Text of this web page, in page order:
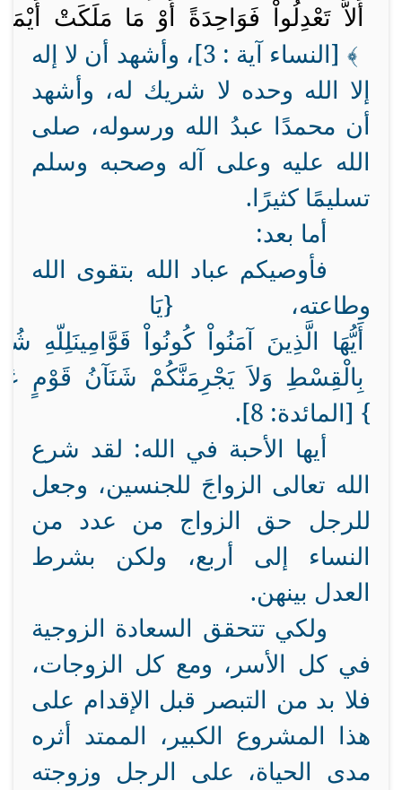
أَلاَّ تَعْدِلُواْ فَوَاحِدَةً أَوْ مَا مَلَكَتْ
﴾ [النساء آية : 3]، وأشهد أن لا إله
إلا الله وحده لا شريك له، وأشهد
أن محمدًا عبدُ الله ورسوله، صلى
الله عليه وعلى آله وصحبه وسلم
تسليمًا كثيرًا.
أما بعد:
فأوصيكم عباد الله بتقوى الله
وطاعته، {يَا
أَيُّهَا الَّذِينَ آمَنُواْ كُونُواْ قَوَّامِينَلِلّهِ
بِالْقِسْطِ وَلاَيَجْرِمَنَّكُمْ شَنَآنُ قَوْمٍ
} [المائدة: 8].
أيها الأحبة في الله: لقد شرع
الله تعالى الزواجَ للجنسين، وجعل
للرجل حق الزواج من عدد من
النساء إلى أربع، ولكن بشرط
العدل بينهن.
ولكي تتحقق السعادة الزوجية
في كل الأسر، ومع كل الزوجات،
فلا بد من التبصر قبل الإقدام على
هذا المشروع الكبير، الممتد أثره
مدى الحياة، على الرجل وزوجته